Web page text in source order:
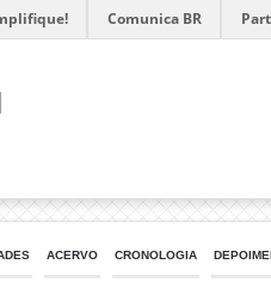
Comunica BR
ACERVO CRONOLOGIA